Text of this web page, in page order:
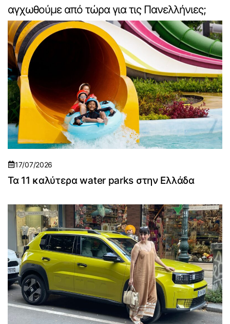
αγχωθούμε από τώρα για τις Πανελλήνιες;
17/07/2026
Τα 11 καλύτερα water parks στην Ελλάδα